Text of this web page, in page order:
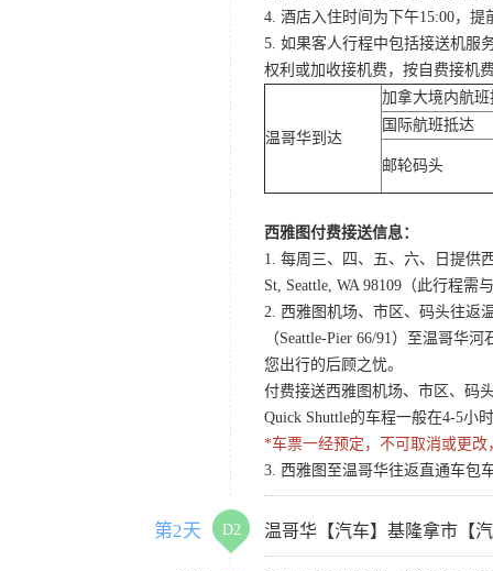
4. 酒店入住时间为下午15:00，
5. 如果客人行程中包括接送机服
权利或加收接机费，按自费接机
温哥华到达
加拿大境内航班
国际航班抵达
邮轮码头
西雅图付费接送信息：
1. 每周三、四、五、六、日提供
St, Seattle, WA 98109（此行程
2. 西雅图机场、市区、码头往返
（Seattle-Pier 66/91）至温哥华
您出行的后顾之忧。
付费接送西雅图机场、市区、码
Quick Shuttle的车程一般在4-5小
*车票一经预定，不可取消或更
3. 西雅图至温哥华往返直通车包
第2天 D2 温哥华【汽车】基隆拿市【